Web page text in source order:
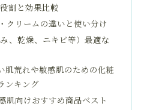
割と効果比較
クリームの違いと使い分け
、乾燥、ニキビ等）最適な
肌荒れや敏感肌のための化粧
ンキング
肌向けおすすめ商品ベスト